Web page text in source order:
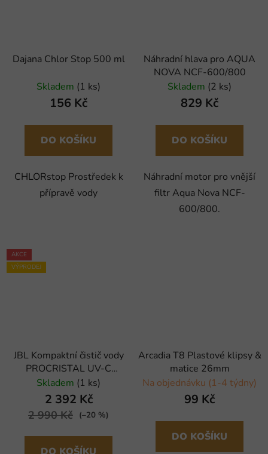
Dajana Chlor Stop 500 ml
Skladem (1 ks)
156 Kč
DO KOŠÍKU
CHLORstop Prostředek k
přípravě vody
Náhradní hlava pro AQUA
NOVA NCF-600/800
Skladem (2 ks)
829 Kč
DO KOŠÍKU
Náhradní motor pro vnější
filtr Aqua Nova NCF-
600/800.
AKCE
VÝPRODEJ
JBL Kompaktní čistič vody
PROCRISTAL UV-C
Compact plus, 5 W (x)
Skladem (1 ks)
2 392 Kč
2 990 Kč (–20 %)
Arcadia T8 Plastové klipsy &
matice 26mm
Na objednávku (1-4 týdny)
99 Kč
DO KOŠÍKU